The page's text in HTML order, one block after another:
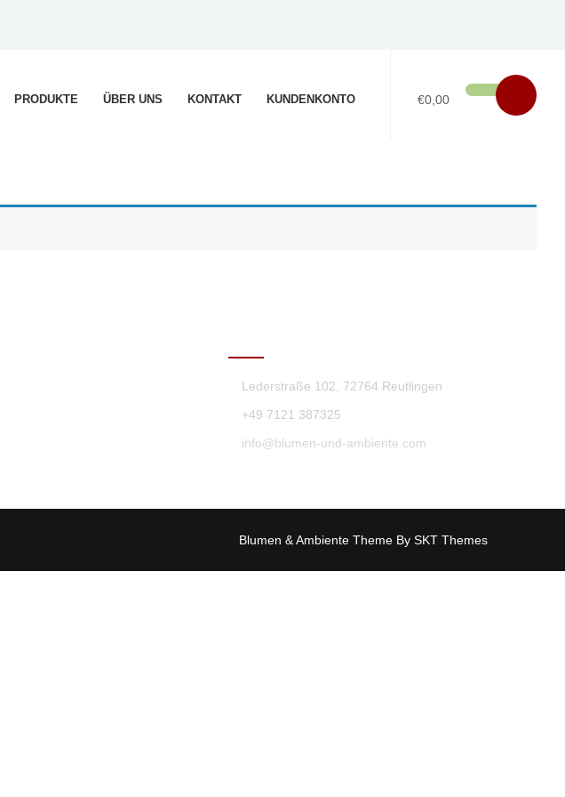
€0,00
PRODUKTE ÜBER UNS KONTAKT KUNDENKONTO
Lederstraße 102, 72764 Reutlingen
+49 7121 387325
info@blumen-und-ambiente.com
Blumen & Ambiente Theme By SKT Themes